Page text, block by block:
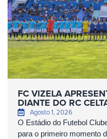
FC VIZELA
DIANTE DO RC
Agosto 1, 2026
O Estádio do Futebol
para o primeiro momento